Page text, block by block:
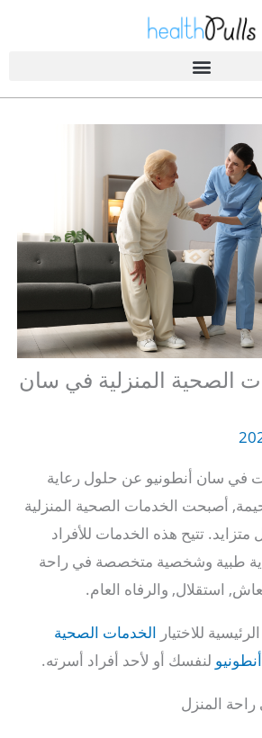
الصحية المنزلية في سان
في سان أنطونيو عن حلول رعاية
أصبحت الخدمات الصحية المنزلية
تتيح هذه الخدمات للأفراد
طبية وشخصية متخصصة في راحة
استقلال, والرفاه العام.
للاختيار الخدمات الصحية
لنفسك أو لأحد أفراد أسرته.
المنزل